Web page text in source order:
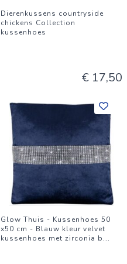
Dierenkussens countryside
chickens Collection
kussenhoes
€ 17,50
Glow Thuis - Kussenhoes 50
x50 cm - Blauw kleur velvet
kussenhoes met zirconia b...